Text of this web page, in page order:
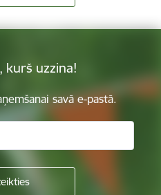
kurš uzzina!
savā e-pastā.